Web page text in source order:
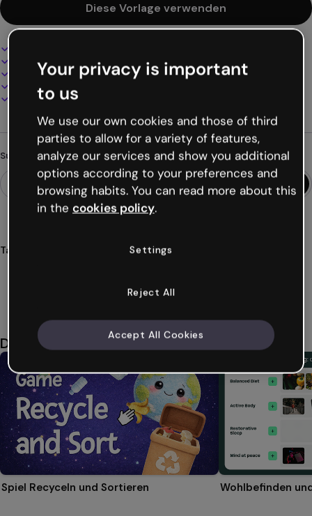
Diese Vorlage verwenden
100% anpassbar
Audio, Video und Multimedia hinzufügen
Online präsentieren, teilen oder veröffentlichen
Als PDF, MP4 und andere Formate herunterladen
Suchst du etwas anderes?
Tags
Das könnte dir auch gefallen
Spiel Recyceln und Sortieren Wohlbefinden
Your privacy is important
to us
We use our own cookies and those of third
parties to allow for a variety of features,
analyze our services and show you additional
options according to your preferences and
browsing habits. You can read more about this
in the cookies policy.
Settings
Reject All
Accept All Cookies